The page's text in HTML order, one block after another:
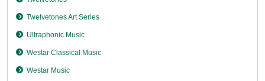
Twelvetones Art Series
Ultraphonic Music
Westar Classical Music
Westar Music